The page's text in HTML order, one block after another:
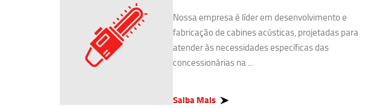
Nossa empresa é líder em desenvolvimento e
fabricação de cabines acústicas, projetadas para
atender às necessidades específicas das
concessionárias na ...
Saiba Mais